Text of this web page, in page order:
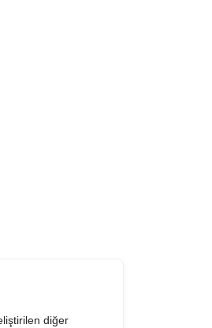
diğer